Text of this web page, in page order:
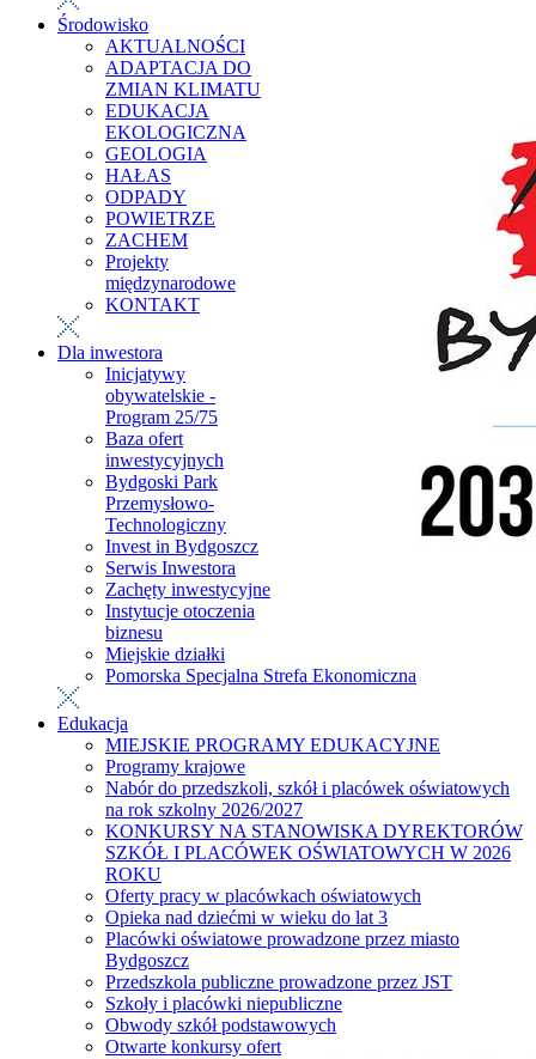
Środowisko
AKTUALNOŚCI
ADAPTACJA DO
ZMIAN KLIMATU
EDUKACJA
EKOLOGICZNA
GEOLOGIA
HAŁAS
ODPADY
POWIETRZE
ZACHEM
Projekty
międzynarodowe
KONTAKT
Dla inwestora
Inicjatywy
obywatelskie -
Program 25/75
Baza ofert
inwestycyjnych
Bydgoski Park
Przemysłowo-
Technologiczny
Invest in Bydgoszcz
Serwis Inwestora
Zachęty inwestycyjne
Instytucje otoczenia
biznesu
Miejskie działki
Pomorska Specjalna Strefa Ekonomiczna
Edukacja
MIEJSKIE PROGRAMY EDUKACYJNE
Programy krajowe
Nabór do przedszkoli, szkół i placówek oświatowych
na rok szkolny 2026/2027
KONKURSY NA STANOWISKA DYREKTORÓW
SZKÓŁ I PLACÓWEK OŚWIATOWYCH W 2026
ROKU
Oferty pracy w placówkach oświatowych
Opieka nad dziećmi w wieku do lat 3
Placówki oświatowe prowadzone przez miasto
Bydgoszcz
Przedszkola publiczne prowadzone przez JST
Szkoły i placówki niepubliczne
Obwody szkół podstawowych
Otwarte konkursy ofert